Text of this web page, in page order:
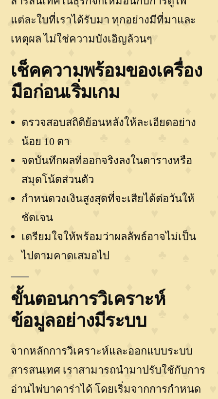
แต่ละใบที่เราได้รับมา ทุกอย่างมีที่มาและ
เหตุผล ไม่ใช่ความบังเอิญล้วนๆ
เช็คความพร้อมของเครื่อง
มือก่อนเริ่มเกม
ตรวจสอบสถิติย้อนหลังให้ละเอียดอย่าง
น้อย 10 ตา
จดบันทึกผลที่ออกจริงลงในตารางหรือ
สมุดโน้ตส่วนตัว
กำหนดวงเงินสูงสุดที่จะเสียได้ต่อวันให้
ชัดเจน
เตรียมใจให้พร้อมว่าผลลัพธ์อาจไม่เป็น
ไปตามคาดเสมอไป
ขั้นตอนการวิเคราะห์
ข้อมูลอย่างมีระบบ
จากหลักการวิเคราะห์และออกแบบระบบ
สารสนเทศ เราสามารถนำมาปรับใช้กับการ
อ่านไพ่บาคาร่าได้ โดยเริ่มจากการกำหนด